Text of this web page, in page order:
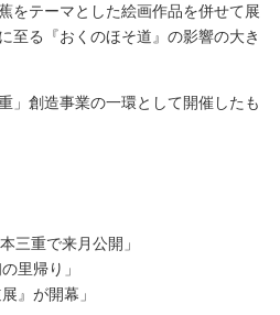
をテーマとした絵画作品を併せて展
至る『おくのほそ道』の影響の大き
」創造事業の一環として開催したも
三重で来月公開」
里帰り」
』が開幕」